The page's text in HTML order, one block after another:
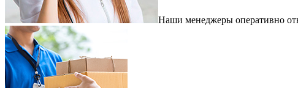
Наши менеджеры оперативно